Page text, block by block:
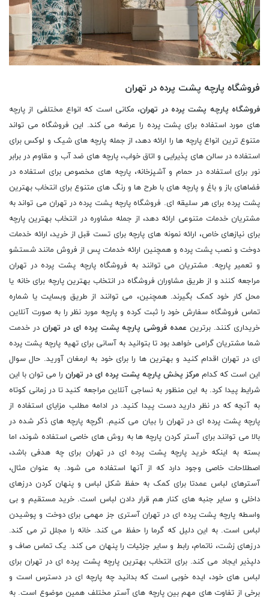
فروشگاه پارچه پشت پرده در تهران
فروشگاه پارچه پشت پرده در تهران، مکانی است که انواع مختلفی از پارچه
های مورد استفاده برای پشت پرده را عرضه می کند. این فروشگاه می تواند
متنوع ترین انواع پارچه ها را ارائه دهد، از جمله پارچه های شیک و لوکس برای
استفاده در سالن های پذیرایی و اتاق خواب، پارچه های ضد آب و مقاوم در برابر
نور برای استفاده در حمام و آشپزخانه، پارچه های مخصوص برای استفاده در
فضاهای باز و باغ و پارچه های با طرح ها و رنگ های متنوع برای انتخاب بهترین
پشت پرده برای هر سلیقه ای. فروشگاه پارچه پشت پرده در تهران می تواند به
مشتریان خدمات متنوعی ارائه دهد، از جمله مشاوره در انتخاب بهترین پارچه
برای نیازهای خاص، ارائه نمونه های پارچه برای تست قبل از خرید، ارائه خدمات
دوخت و نصب پشت پرده و همچنین ارائه خدمات پس از فروش مانند شستشو
و تعمیر پارچه. مشتریان می توانند به فروشگاه پارچه پشت پرده در تهران
مراجعه کنند و از طریق مشاوران فروشگاه در انتخاب بهترین پارچه برای خانه یا
محل کار خود کمک بگیرند. همچنین، می توانند از طریق وبسایت یا شماره
تماس فروشگاه سفارش خود را ثبت کرده و پارچه مورد نظر را به صورت آنلاین
خریداری کنند. برترین عمده فروشی پارچه پشت پرده ای در تهران در خدمت
شما مشتریان گرامی خواهد بود تا بتوانید به آسانی برای تهیه پارچه پشت پرده
ای در تهران اقدام کنید و بهترین ها را برای خود به ارمغان آورید. حال سوال
این است که کدام مرکز پخش پارچه پشت پرده ای در تهران را می توان با این
شرایط پیدا کرد. به این منظور به نساجی آنلاین مراجعه کنید تا در زمانی کوتاه
به آنچه که در نظر دارید دست پیدا کنید. در ادامه مطلب مزایای استفاده از
پارچه پشت پرده ای در تهران را بیان می کنیم. اگرچه پارچه های ذکر شده در
بالا می توانند برای آستر کردن پارچه ها به روش های خاصی استفاده شوند، اما
بسته به اینکه خرید پارچه پشت پرده ای در تهران برای چه هدفی باشد،
اصطلاحات خاصی وجود دارد که از آنها استفاده می شود. به عنوان مثال،
آسترهای لباس عمدتا برای کمک به حفظ شکل لباس و پنهان کردن درزهای
داخلی و سایر جنبه های کنار هم قرار دادن لباس است. خرید مستقیم و بی
واسطه پارچه پشت پرده ای در تهران آستری جز مهمی برای دوخت و پوشیدن
لباس است. به این دلیل که گرما را حفظ می کند. خانه را مجلل تر می کند.
درزهای زشت، ناتمام، رابط و سایر جزئیات را پنهان می کند. یک تماس صاف و
دلپذیر ایجاد می کند. برای انتخاب بهترین پارچه پشت پرده ای در تهران برای
لباس های خود، ایده خوبی است که بدانید چه پارچه ای در دسترس است و
برخی از تفاوت های مهم بین پارچه های آستر مختلف همین موضوع است. به